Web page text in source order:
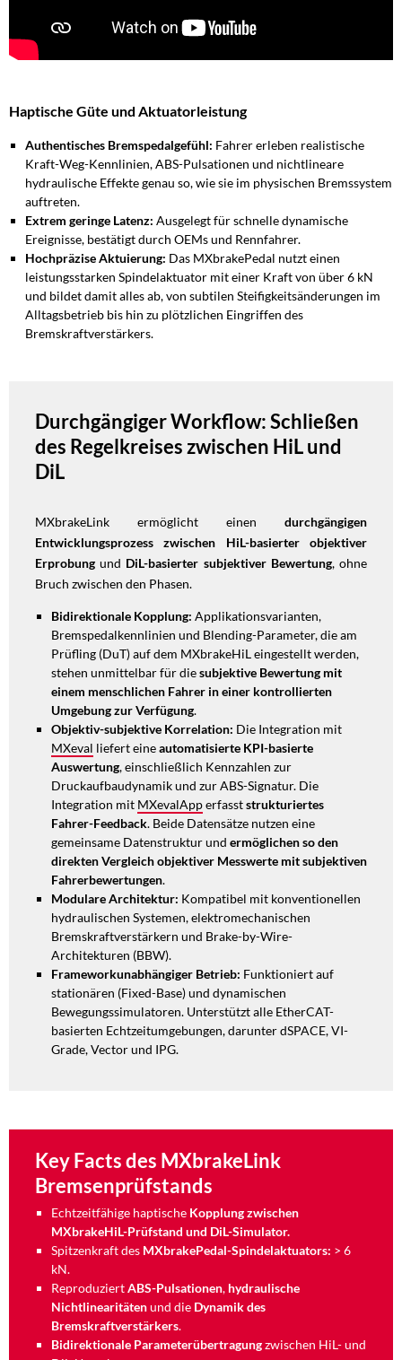
Haptische Güte und Aktuatorleistung
Authentisches Bremspedalgefühl: Fahrer erleben realistische
Kraft-Weg-Kennlinien, ABS-Pulsationen und nichtlineare
hydraulische Effekte genau so, wie sie im physischen Bremssystem
auftreten.
Extrem geringe Latenz: Ausgelegt für schnelle dynamische
Ereignisse, bestätigt durch OEMs und Rennfahrer.
Hochpräzise Aktuierung: Das MXbrakePedal nutzt einen
leistungsstarken Spindelaktuator mit einer Kraft von über 6 kN
und bildet damit alles ab, von subtilen Steifigkeitsänderungen im
Alltagsbetrieb bis hin zu plötzlichen Eingriffen des
Bremskraftverstärkers.
Durchgängiger Workflow: Schließen
des Regelkreises zwischen HiL und
DiL
MXbrakeLink ermöglicht einendurchgängigen
Entwicklungsprozess zwischen HiL-basierter objektiver
Erprobungund DiL-basierter subjektiver Bewertung, ohne
Bruch zwischen den Phasen.
Bidirektionale Kopplung: Applikationsvarianten,
Bremspedalkennlinien und Blending-Parameter, die am
Prüfling (DuT) auf dem MXbrakeHiL eingestellt werden,
stehen unmittelbar für diesubjektive Bewertung mit
einem menschlichen Fahrer in einer kontrollierten
Umgebung zur Verfügung.
Objektiv-subjektive Korrelation: Die Integration mit
MXeval liefert eineautomatisierte KPI-basierte
Auswertung, einschließlich Kennzahlen zur
Druckaufbaudynamik und zur ABS-Signatur. Die
Integration mit MXevalApperfasststrukturiertes
Fahrer-Feedback. Beide Datensätze nutzen eine
gemeinsame Datenstruktur undermöglichen so den
direkten Vergleich objektiver Messwerte mit subjektiven
Fahrerbewertungen.
Modulare Architektur: Kompatibel mit konventionellen
hydraulischen Systemen, elektromechanischen
Bremskraftverstärkern und Brake-by-Wire-
Architekturen (BBW).
Frameworkunabhängiger Betrieb: Funktioniert auf
stationären (Fixed-Base) und dynamischen
Bewegungssimulatoren. Unterstützt alle EtherCAT-
basierten Echtzeitumgebungen, darunter dSPACE, VI-
Grade, Vector und IPG.
Key Facts des MXbrakeLink
Bremsenprüfstands
Echtzeitfähige haptische Kopplung zwischen
MXbrakeHiL-Prüfstand und DiL-Simulator.
Spitzenkraft des MXbrakePedal-Spindelaktuators: > 6
kN.
ReproduziertABS-Pulsationen, hydraulische
Nichtlinearitätenund die Dynamik des
Bremskraftverstärkers.
Bidirektionale Parameterübertragungzwischen HiL- und